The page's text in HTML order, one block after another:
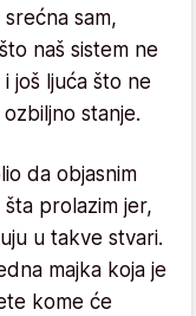
sam,
naš sistem ne
još ljuća što ne
stanje.
da objasnim
prolazim jer,
u takve stvari.
majka koja je
kome će